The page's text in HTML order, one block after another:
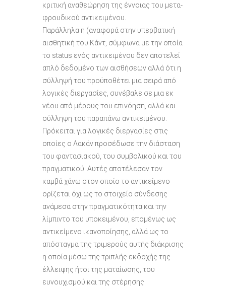
κριτική αναθεώρηση της έννοιας του μετα-
φρουδικού αντικειμένου.
Παράλληλα η (αναφορά στην υπερβατική
αισθητική του Κάντ, σύμφωνα με την οποία
το status ενός αντικειμένου δεν αποτελεί
απλό δεδομένο των αισθήσεων αλλά ότι η
σύλληψή του προϋποθέτει μια σειρά από
λογικές διεργασίες, συνέβαλε σε μια εκ
νέου από μέρους του επινόηση, αλλά και
σύλληψη του παραπάνω αντικειμένου.
Πρόκειται για λογικές διεργασίες στις
οποίες ο Λακάν προσέδωσε την διάσταση
του φαντασιακού, του συμβολικού και του
πραγματικού. Αυτές αποτέλεσαν τον
καμβά χάνω στον οποίο το αντικείμενο
ορίζεται όχι ως το στοιχείο σύνδεσης
ανάμεσα στην πραγματικότητα και την
λίμπιντο του υποκειμένου, επομένως ως
αντικείμενο ικανοποίησης, αλλά ως το
απόσταγμα της τριμερούς αυτής διάκρισης
η οποία μέσω της τριπλής εκδοχής της
έλλειψης ήτοι της ματαίωσης, του
ευνουχισμού και της στέρησης